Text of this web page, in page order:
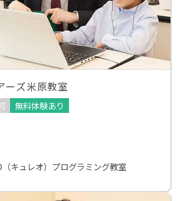
ーズ米原教室
無料体験あり
キュレオ）プログラミング教室